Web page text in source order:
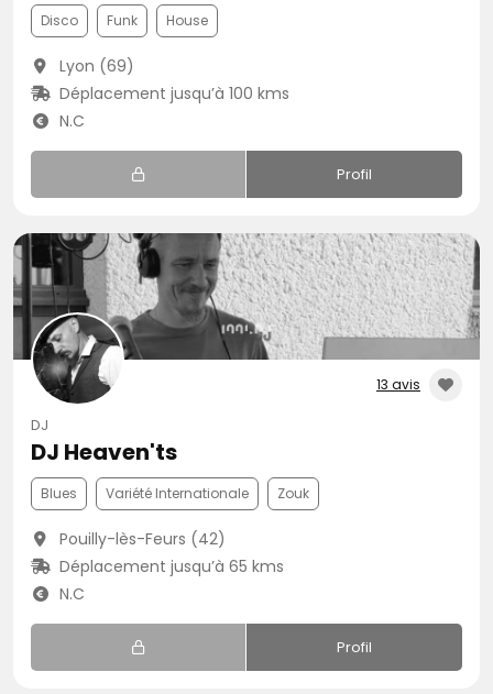
Disco Funk House
Lyon (69)
Déplacement jusqu’à 100 kms
N.C
Profil
13 avis
DJ
DJ Heaven'ts
Blues Variété Internationale Zouk
Pouilly-lès-Feurs (42)
Déplacement jusqu’à 65 kms
N.C
Profil